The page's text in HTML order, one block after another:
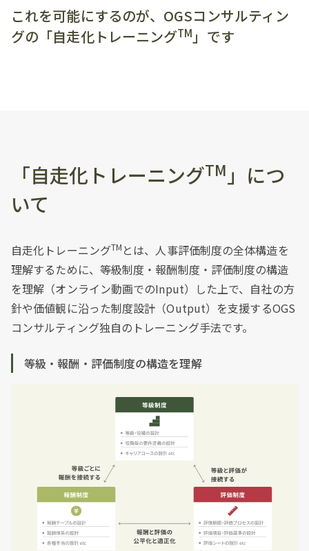
これを可能にするのが、OGSコンサルティン
グの「自走化トレーニングTM 」です
「自走化トレーニングTM 」につ
いて
自走化トレーニングTM とは、人事評価制度の全体構造を
理解するために、等級制度・報酬制度・評価制度の構造
を理解（オンライン動画でのInput）した上で、自社の方
針や価値観に沿った制度設計（Output）を支援するOGS
コンサルティング独自のトレーニング手法です。
等級・報酬・評価制度の構造を理解